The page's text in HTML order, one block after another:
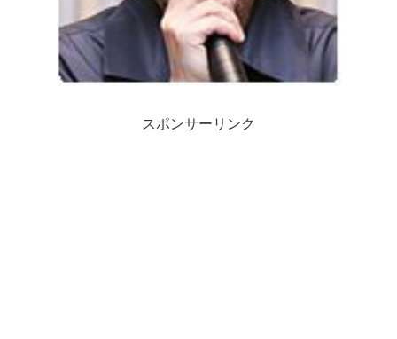
スポンサーリンク